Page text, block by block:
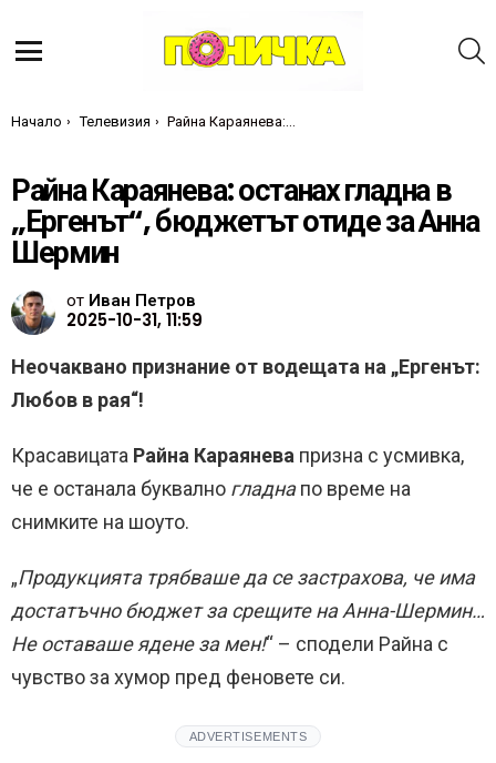
Ти си тук:
Начало Телевизия Райна Караянева: останах гладна в „Ергенът“, бюджетът отиде за Анна Шермин
Райна Караянева: останах гладна в
„Ергенът“, бюджетът отиде за Анна
Шермин
от Иван Петров
2025-10-31, 11:59
Неочаквано признание от водещата на „Ергенът:
Любов в рая“!
Красавицата Райна Караянева призна с усмивка,
че е останала буквално гладнапо време на
снимките на шоуто.
„Продукцията трябваше да се застрахова, че има
достатъчно бюджет за срещите на Анна-Шермин…
Не оставаше ядене за мен!“ – сподели Райна с
чувство за хумор пред феновете си.
ADVERTISEMENTS